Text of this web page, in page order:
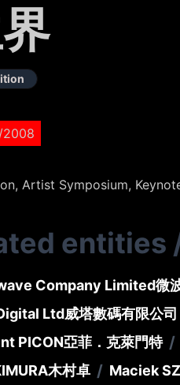
Artist Symposium,
entities
Company Limited微
Ltd威塔數碼有限公司
PICON亞菲．克萊門特 /
木村卓 / Maciek